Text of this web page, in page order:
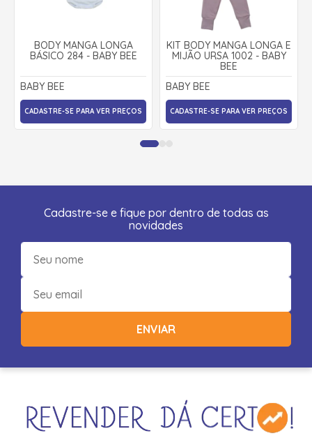
BODY MANGA LONGA
BÁSICO 284 - BABY BEE
BABY BEE
CADASTRE-SE PARA VER PREÇOS
KIT BODY MANGA LONGA E
MIJÃO URSA 1002 - BABY
BEE
BABY BEE
CADASTRE-SE PARA VER PREÇOS
Cadastre-se e fique por dentro de todas as
novidades
ENVIAR